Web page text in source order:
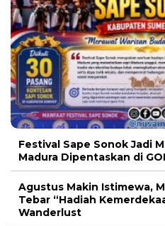
Festival Sape Sonok Jadi
Madura Dipentaskan di
Agustus Makin Istimewa,
Tebar “Hadiah
Wanderlust